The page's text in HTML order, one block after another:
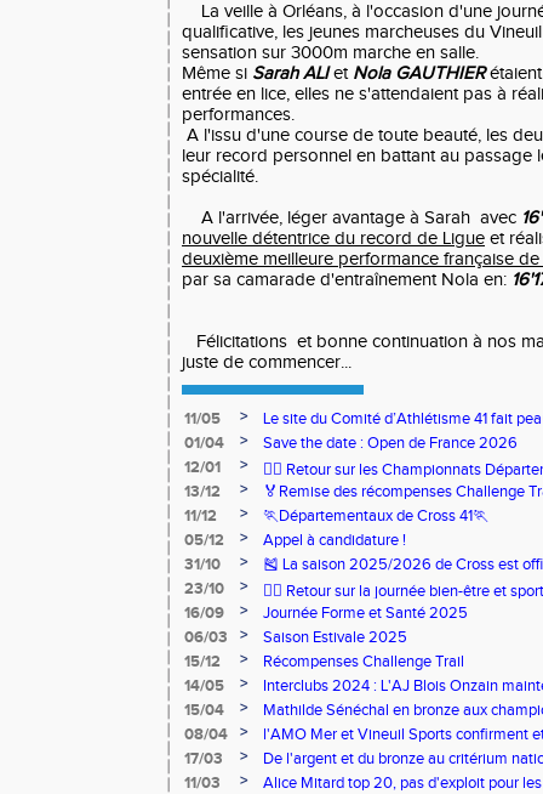
La veille à Orléans, à l'occasion d'une
qualificative, les jeunes marcheuses du
sensation sur 3000m marche en salle.
Même si Sarah ALIet Nola GAUTHIERétaient
entrée en lice, elles ne s'attendaient pas à
performances.
A l'issu d'une course de toute beauté, les
leur record personnel en battant au passage
spécialité.
A l'arrivée, léger avantage à Sarah avec
nouvelle détentrice du record de Ligue et
deuxième meilleure performance française
par sa camarade d'entraînement Nola en:
Félicitations et bonne continuation à nos
juste de commencer...
11/05 >
Le site du Comité d’Athlétisme 41 fait
01/04
>
Save the date : Open de France 2026
12/01
>
🏃‍♂️ Retour sur les Championnats
13/12
>
🏅Remise des récompenses Challenge
11/12
>
🏃Départementaux de Cross 41🏃
05/12
>
Appel à candidature !
31/10
>
🎽 La saison 2025/2026 de Cross est
23/10
>
🧘‍♀️ Retour sur la journée bien-être et
16/09
>
Journée Forme et Santé 2025
06/03
>
Saison Estivale 2025
15/12
>
Récompenses Challenge Trail
14/05
>
Interclubs 2024 : L'AJ Blois Onzain
Romorantin en N2B
15/04 >
Mathilde Sénéchal en bronze aux
08/04
>
l'AMO Mer et Vineuil Sports confirment
benjamins
17/03 >
De l'argent et du bronze au critérium
11/03
>
Alice Mitard top 20, pas d'exploit pour